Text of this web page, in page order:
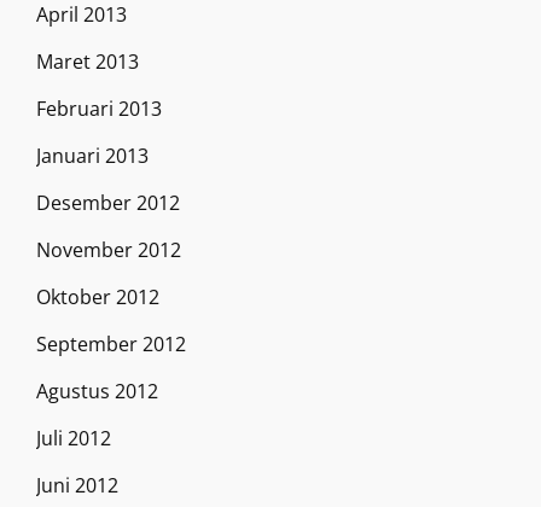
April 2013
Maret 2013
Februari 2013
Januari 2013
Desember 2012
November 2012
Oktober 2012
September 2012
Agustus 2012
Juli 2012
Juni 2012